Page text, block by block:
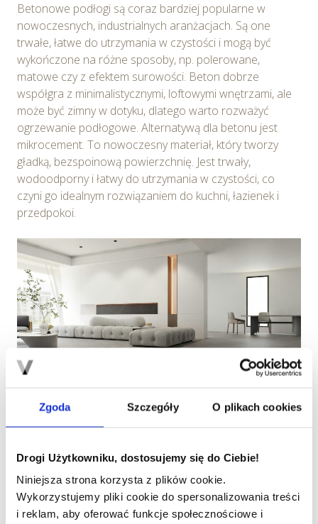
Zgoda Szczegóły O plikach cookies
Drogi Użytkowniku, dostosujemy się do Ciebie!
Niniejsza strona korzysta z plików cookie.
Wykorzystujemy pliki cookie do spersonalizowania treści
i reklam, aby oferować funkcje społecznościowe i
Betonowe podłogi są coraz bardziej popularne w
nowoczesnych, industrialnych aranżacjach. Są one
trwałe, łatwe do utrzymania w czystości i mogą być
wykończone na różne sposoby, np. polerowane,
matowe czy z efektem surowości. Beton dobrze
współgra z minimalistycznymi, loftowymi wnętrzami, ale
może być zimny w dotyku, dlatego warto rozważyć
ogrzewanie podłogowe. Alternatywą dla betonu jest
mikrocement. To nowoczesny materiał, który tworzy
gładką, bezspoinową powierzchnię. Jest trwały,
wodoodporny i łatwy do utrzymania w czystości, co
czyni go idealnym rozwiązaniem do kuchni, łazienek i
przedpokoi.
Źródło: Dada Design, Unsplash
podłóg
Współczesne trendy wnętrzarskie kładą duży nacisk na
naturalne materiały, takie jak drewno, kamień czy beton.